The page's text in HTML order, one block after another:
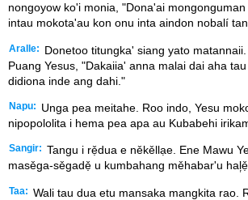
nongoyow ko'i monia, "Dona'ai
intau mokota'au kon onu inta aindon nobalí
Aralle:
Donetoo titungka' siang yato
Puang Yesus, "Dakaiia' anna malai dai aha
didiona inde ang dahi."
Napu:
Unga pea meitahe. Roo indo, Yesu
nipopololita i hema pea apa au Kubabehi
Sangir: Tangu i rẹ̌dua e někěllạe. Ene Mawu
masěga-sěgadẹ̌ u kumbahang měhabar'u
Taa: Wali tau dua etu mansaka mangkita rao.